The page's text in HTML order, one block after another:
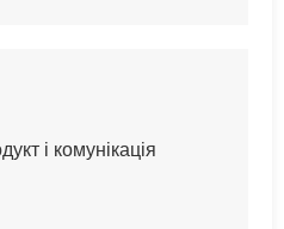
і комунікація